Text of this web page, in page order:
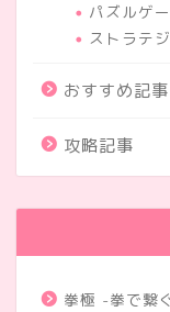
パズルゲ
ストラテ
おすすめ記事
攻略記事
拳極 -拳で繋